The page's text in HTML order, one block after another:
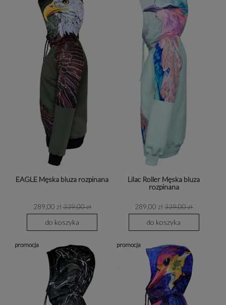
EAGLE Męska bluza rozpinana
289,00 zł 339,00 zł
do koszyka
Lilac Roller Męska bluza
rozpinana
289,00 zł 339,00 zł
do koszyka
promocja promocja